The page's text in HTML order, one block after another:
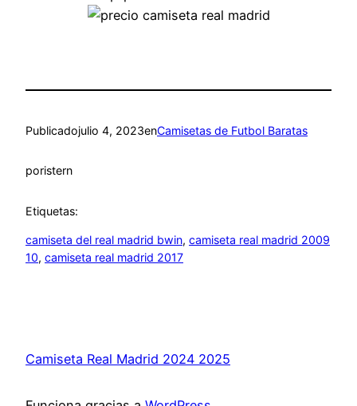
Publicadojulio 4, 2023enCamisetas de Futbol Baratas
poristern
Etiquetas:
camiseta del real madrid bwin, camiseta real madrid 2009
10, camiseta real madrid 2017
Camiseta Real Madrid 2024 2025